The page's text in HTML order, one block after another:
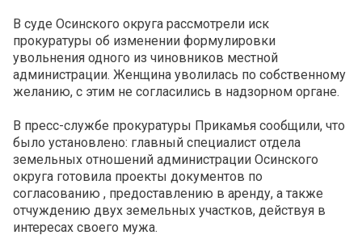
В суде Осинского округа рассмотрели иск
прокуратуры об изменении формулировки
увольнения одного из чиновников местной
администрации. Женщина уволилась по собственному
желанию, с этим не согласились в надзорном органе.
В пресс-службе прокуратуры Прикамья сообщили, что
было установлено: главный специалист отдела
земельных отношений администрации Осинского
округа готовила проекты документов по
согласованию , предоставлению в аренду, а также
отчуждению двух земельных участков, действуя в
интересах своего мужа.